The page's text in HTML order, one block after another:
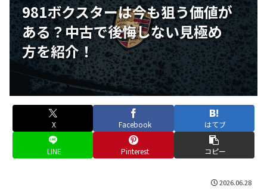
981ボクスターは今も狙う価値が
ある？中古で後悔しない見極め
方を紹介！
X Facebook はてブ
LINE Pinterest コピー
2026.06.28